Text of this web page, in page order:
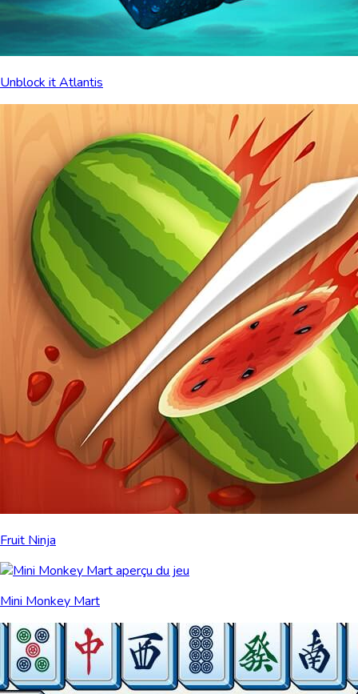
Unblock it Atlantis
Fruit Ninja
Mini Monkey Mart